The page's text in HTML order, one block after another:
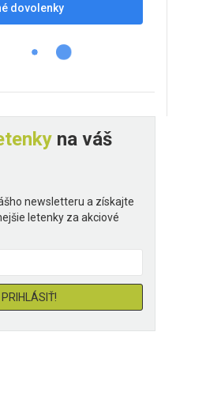
dovolenky
na váš
newsletteru a získajte
letenky za akciové